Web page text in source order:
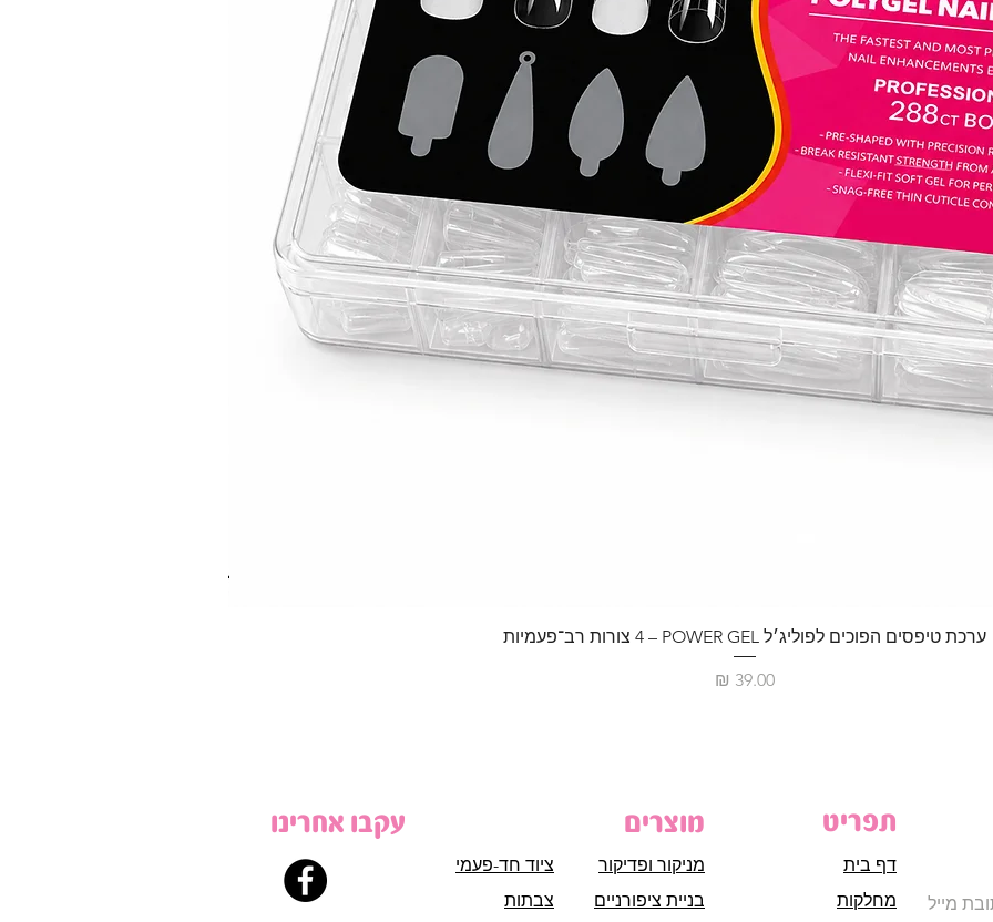
ערכת טיפסים הפוכים לפוליג׳ל POWER GEL – ‏4 צורות רב־פעמיות
מחיר
עקבו אחרינו מוצרים
ציוד חד-פעמי
צבתות
מניקור ופדיקור
בניית ציפורניים
תפריט
דף בית
מחלקות